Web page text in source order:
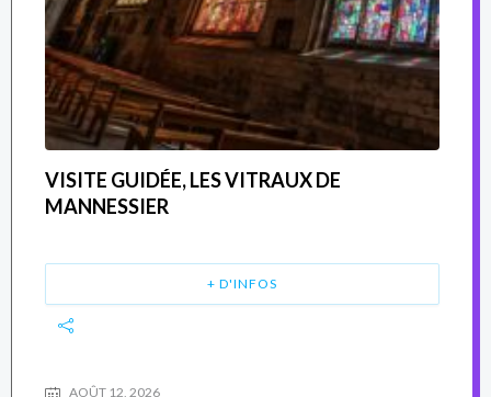
VISITE GUIDÉE, LES VITRAUX DE
MANNESSIER
+ D'INFOS
AOÛT 12, 2026